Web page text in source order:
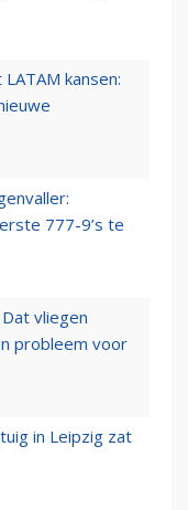
kansen:
777-9’s te
vliegen
probleem voor
in Leipzig zat